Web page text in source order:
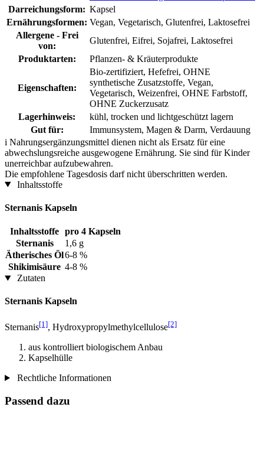
Darreichungsform: Kapsel
Ernährungsformen: Vegan, Vegetarisch, Glutenfrei, Laktosefrei
Allergene - Frei
von:
Glutenfrei, Eifrei, Sojafrei, Laktosefrei
Produktarten:
Pflanzen- & Kräuterprodukte
Eigenschaften:
Bio-zertifiziert, Hefefrei, OHNE
synthetische Zusatzstoffe, Vegan,
Vegetarisch, Weizenfrei, OHNE Farbstoff,
OHNE Zuckerzusatz
Lagerhinweis:
kühl, trocken und lichtgeschützt lagern
Gut für:
Immunsystem, Magen & Darm, Verdauung
i Nahrungsergänzungsmittel dienen nicht als Ersatz für eine
abwechslungsreiche ausgewogene Ernährung. Sie sind für Kinder
unerreichbar aufzubewahren.
Die empfohlene Tagesdosis darf nicht überschritten werden.
Inhaltsstoffe
Sternanis Kapseln
Inhaltsstoffe pro 4 Kapseln
Sternanis
1,6 g
Ätherisches Öl6-8 %
Shikimisäure 4-8 %
Zutaten
Sternanis Kapseln
Sternanis[1], Hydroxypropylmethylcellulose[2]
aus kontrolliert biologischem Anbau
Kapselhülle
Rechtliche Informationen
Passend dazu